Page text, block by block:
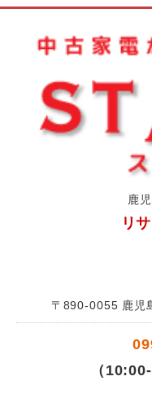
鹿
リ
〒890-0055 鹿児
（